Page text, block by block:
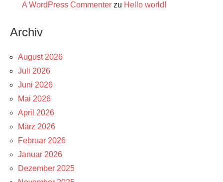
A WordPress Commenter zu Hello world!
Archiv
August 2026
Juli 2026
Juni 2026
Mai 2026
April 2026
März 2026
Februar 2026
Januar 2026
Dezember 2025